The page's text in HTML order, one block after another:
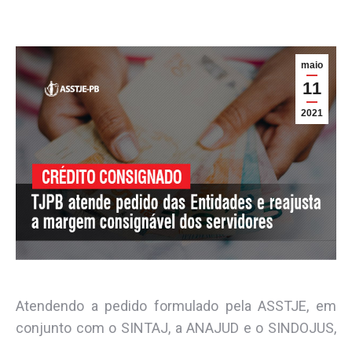
maio
11
2021
Atendendo a pedido formulado pela ASSTJE, em
conjunto com o SINTAJ, a ANAJUD e o SINDOJUS,